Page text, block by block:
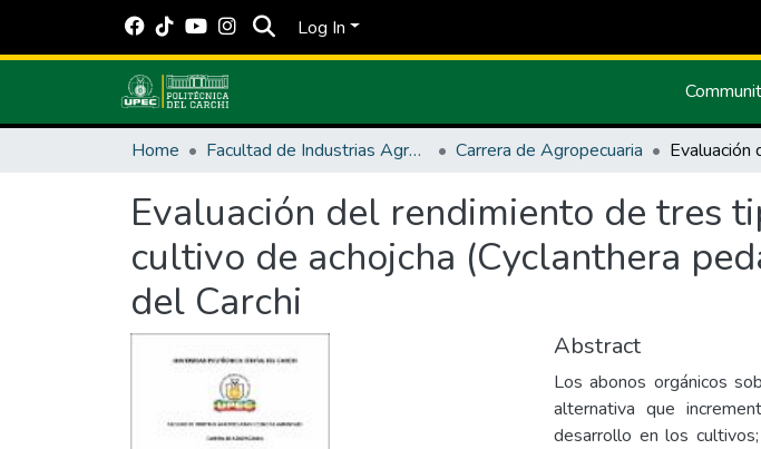
Log In
Home Facultad de Industrias Agropecuarias y Ciencias Ambientales Carrera de Agropecuaria
Evaluación del rendimiento de tres
cultivo de achojcha (Cyclanthera
del Carchi
Abstract
Los abonos orgánicos
alternativa que
desarrollo en los